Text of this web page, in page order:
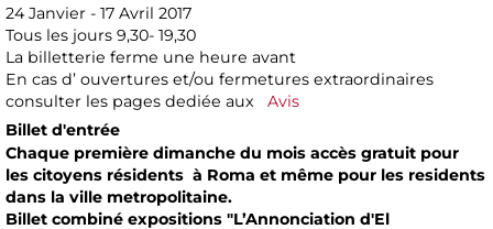
24 Janvier - 17 Avril 2017
Tous les jours 9,30- 19,30
La billetterie ferme une heure avant
En cas d’ ouvertures et/ou fermetures extraordinaires
consulter les pages dediée aux Avis
Billet d'entrée
Chaque première dimanche du mois accès gratuit pour
les citoyens résidents à Roma et même pour les residents
dans la ville metropolitaine.
Billet combiné expositions "L’Annonciation d'El